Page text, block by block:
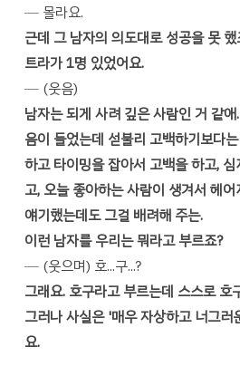
─ 몰라요.
근데 그 남자의 의도대로 성공을 못
트라가 1명 있었어요.
─ (웃음)
남자는 되게 사려 깊은 사람인 거 같
음이 들었는데 섣불리 고백하기보다
하고 타이밍을 잡아서 고백을 하고,
고, 오늘 좋아하는 사람이 생겨서 헤
얘기했는데도 그걸 배려해 주는.
이런 남자를 우리는 뭐라고 부르죠?
─ (웃으며) 호...구...?
그래요. 호구라고 부르는데 스스로 호
그러나 사실은 '매우 자상하고 너그
요.